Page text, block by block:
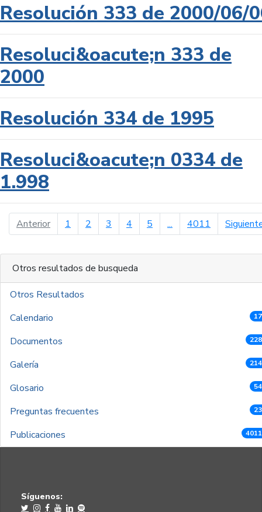
Resolución 333 de 2000/06/
Resoluci&oacute;n 333 de
2000
Resolución 334 de 1995
Resoluci&oacute;n 0334 de
1.998
Anteriorpágina anterior
1 2 3 4 5 ... 4011
Otros resultados de busqueda
Otros Resultados
Calendario
Documentos
Galería
Glosario
Preguntas frecuentes
Publicaciones
Síguenos: